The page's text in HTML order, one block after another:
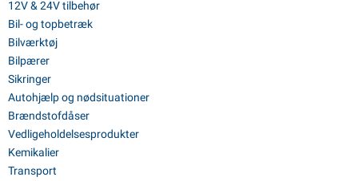
12V & 24V tilbehør
Bil- og topbetræk
Bilværktøj
Bilpærer
Sikringer
Autohjælp og nødsituationer
Brændstofdåser
Vedligeholdelsesprodukter
Kemikalier
Transport